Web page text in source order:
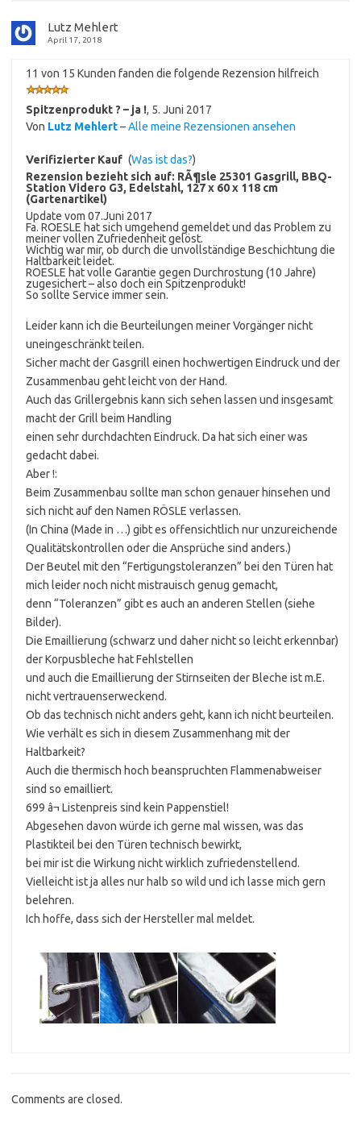
Lutz Mehlert
April 17, 2018
11 von 15 Kunden fanden die folgende Rezension hilfreich
Spitzenprodukt ? – ja !, 5. Juni 2017
Von Lutz Mehlert–Alle meine Rezensionen ansehen
Verifizierter Kauf (Was ist das?)
Rezension bezieht sich auf: RÃ¶sle 25301 Gasgrill, BBQ-
Station Videro G3, Edelstahl, 127 x 60 x 118 cm
(Gartenartikel)
Update vom 07.Juni 2017
Fa. ROESLE hat sich umgehend gemeldet und das Problem zu
meiner vollen Zufriedenheit gelöst.
Wichtig war mir, ob durch die unvollständige Beschichtung die
Haltbarkeit leidet.
ROESLE hat volle Garantie gegen Durchrostung (10 Jahre)
zugesichert – also doch ein Spitzenprodukt!
So sollte Service immer sein.
Leider kann ich die Beurteilungen meiner Vorgänger nicht
uneingeschränkt teilen.
Sicher macht der Gasgrill einen hochwertigen Eindruck und der
Zusammenbau geht leicht von der Hand.
Auch das Grillergebnis kann sich sehen lassen und insgesamt
macht der Grill beim Handling
einen sehr durchdachten Eindruck. Da hat sich einer was
gedacht dabei.
Aber !:
Beim Zusammenbau sollte man schon genauer hinsehen und
sich nicht auf den Namen RÖSLE verlassen.
(In China (Made in …) gibt es offensichtlich nur unzureichende
Qualitätskontrollen oder die Ansprüche sind anders.)
Der Beutel mit den “Fertigungstoleranzen” bei den Türen hat
mich leider noch nicht mistrauisch genug gemacht,
denn “Toleranzen” gibt es auch an anderen Stellen (siehe
Bilder).
Die Emaillierung (schwarz und daher nicht so leicht erkennbar)
der Korpusbleche hat Fehlstellen
und auch die Emaillierung der Stirnseiten der Bleche ist m.E.
nicht vertrauenserweckend.
Ob das technisch nicht anders geht, kann ich nicht beurteilen.
Wie verhält es sich in diesem Zusammenhang mit der
Haltbarkeit?
Auch die thermisch hoch beanspruchten Flammenabweiser
sind so emailliert.
699 â¬ Listenpreis sind kein Pappenstiel!
Abgesehen davon würde ich gerne mal wissen, was das
Plastikteil bei den Türen technisch bewirkt,
bei mir ist die Wirkung nicht wirklich zufriedenstellend.
Vielleicht ist ja alles nur halb so wild und ich lasse mich gern
belehren.
Ich hoffe, dass sich der Hersteller mal meldet.
Comments are closed.